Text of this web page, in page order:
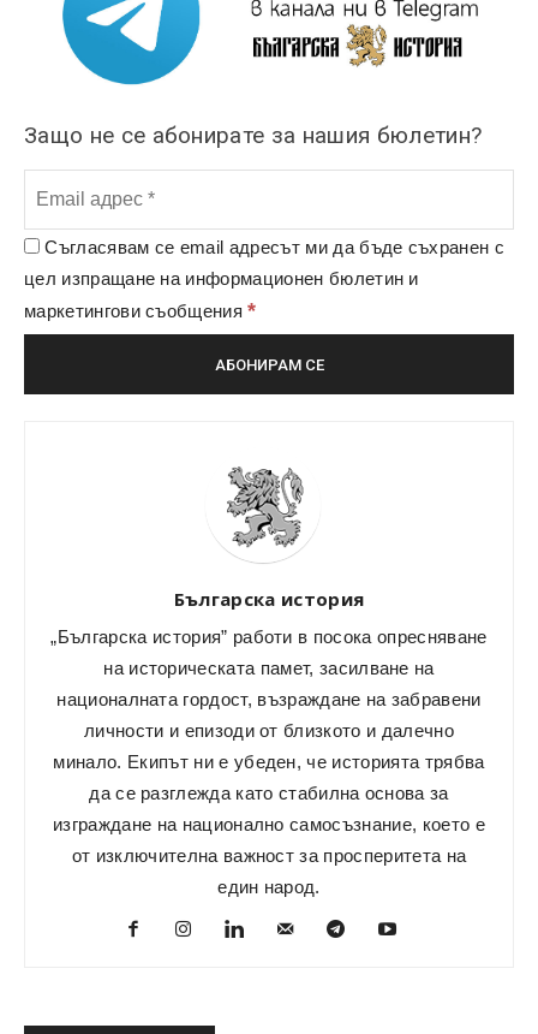
Защо не се абонирате за нашия бюлетин?
Съгласявам се email адресът ми да бъде съхранен с
цел изпращане на информационен бюлетин и
маркетингови съобщения*
Българска история
„Българска история” работи в посока опресняване
на историческата памет, засилване на
националната гордост, възраждане на забравени
личности и епизоди от близкото и далечно
минало. Екипът ни е убеден, че историята трябва
да се разглежда като стабилна основа за
изграждане на национално самосъзнание, което е
от изключителна важност за просперитета на
един народ.